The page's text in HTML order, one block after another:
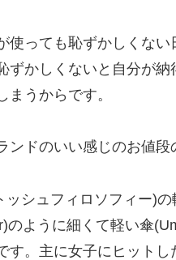
使っても恥ずかしくな
ずかしくないと自分が
うからです。
ドのいい感じのお値段
シュフィロソフィー)
ように細くて軽い傘
。主に女子にヒット